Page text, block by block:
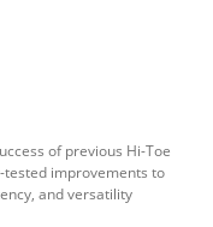
of previous Hi-Toe
improvements to
and versatility